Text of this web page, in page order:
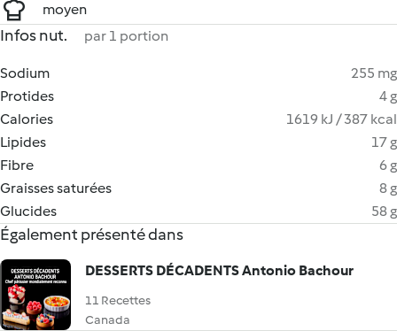
moyen
Infos nut. par 1 portion
Sodium
255 mg
Protides
4 g
Calories
1619 kJ / 387 kcal
Lipides
17 g
Fibre
6 g
Graisses saturées
8 g
Glucides
58 g
Également présenté dans
DESSERTS DÉCADENTS Antonio Bachour
11 Recettes
Canada